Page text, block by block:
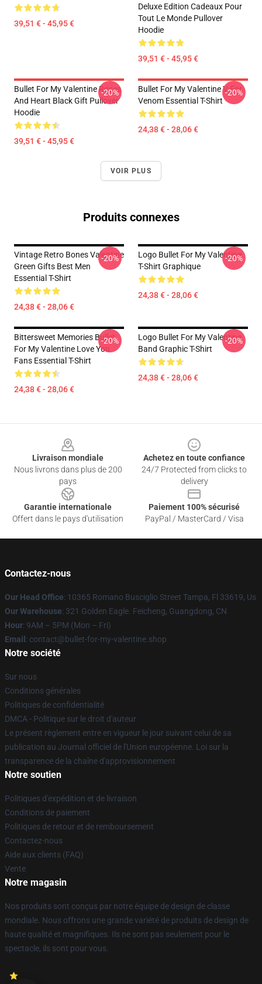
39,51 € - 45,95 €
Deluxe Edition Cadeaux Pour
Tout Le Monde Pullover
Hoodie
39,51 € - 45,95 €
Bullet For My Valentine Roses
And Heart Black Gift Pullover
Hoodie
39,51 € - 45,95 €
-20%
Bullet For My Valentine V For
Venom Essential T-Shirt
24,38 € - 28,06 €
-20%
VOIR PLUS
Produits connexes
Vintage Retro Bones Valentine
Green Gifts Best Men
Essential T-Shirt
24,38 € - 28,06 €
-20%
Logo Bullet For My Valentine
T-Shirt Graphique
24,38 € - 28,06 €
-20%
Bittersweet Memories Bullet
For My Valentine Love You
Fans Essential T-Shirt
24,38 € - 28,06 €
-20%
Logo Bullet For My Valentine
Band Graphic T-Shirt
24,38 € - 28,06 €
-20%
Livraison mondiale
Nous livrons dans plus de 200
pays
Achetez en toute confiance
24/7 Protected from clicks to
delivery
Garantie internationale
Offert dans le pays d'utilisation
Paiement 100% sécurisé
PayPal / MasterCard / Visa
Contactez-nous
Our Head Office: 10365 Romano Busciglio Street Tampa, Fl 33619, Us
Our Warehouse: 321 Golden Eagle. Feicheng, Guangdong, CN
Hour: 9AM – 5PM (Mon – Fri)
Email : contact@bullet-for-my-valentine.shop
Notre société
Sur nous
Conditions générales
Politiques de confidentialité
DMCA - Politique sur le droit d'auteur
Le présent règlement entre en vigueur le jour suivant celui de sa
publication au Journal officiel de l'Union européenne. Loi sur la
transparence de la chaîne d'approvisionnement
Notre soutien
Politiques d'expédition et de livraison
Conditions de paiement
Politiques de retour et de remboursement
Contactez-nous
Aide aux clients (FAQ)
Vente
Notre magasin
Nos produits sont conçus par notre équipe de design de classe
mondiale. Nous offrons une grande variété de produits de design de
haute qualité et magnifiques. Ils ne sont pas seulement pour le
spectacle, ils sont pour vous.